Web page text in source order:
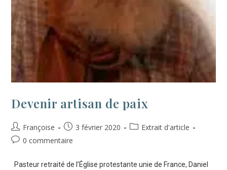
Devenir artisan de paix
Françoise 3 février 2020
Extrait d'article
0 commentaire
Pasteur retraité de l’Église protestante unie de France, Daniel